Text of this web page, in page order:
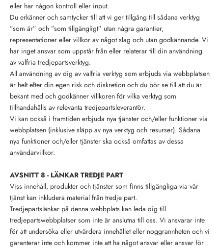
eller har någon kontroll eller input.
Du erkänner och samtycker till att vi ger tillgång till sådana verktyg
”som är” och ”som tillgängligt” utan några garantier,
representationer eller villkor av något slag och utan godkännande. Vi
har inget ansvar som uppstår från eller relaterar till din användning
av valfria tredjepartsverktyg.
All användning av dig av valfria verktyg som erbjuds via webbplatsen
är helt efter din egen risk och diskretion och du bör se till att du är
bekant med och godkänner villkoren för vilka verktyg som
tillhandahålls av relevanta tredjepartsleverantör.
Vi kan också i framtiden erbjuda nya tjänster och/eller funktioner via
webbplatsen (inklusive släpp av nya verktyg och resurser). Sådana
nya funktioner och/eller tjänster ska också omfattas av dessa
användarvillkor.
AVSNITT 8 - LÄNKAR TREDJE PART
Viss innehåll, produkter och tjänster som finns tillgängliga via vår
tjänst kan inkludera material från tredje part.
Tredjepartslänkar på denna webbplats kan leda dig till
tredjepartswebbplatser som inte är anslutna till oss. Vi ansvarar inte
för att undersöka eller utvärdera innehållet eller noggrannheten och vi
garanterar inte och kommer inte att ha något ansvar eller ansvar för